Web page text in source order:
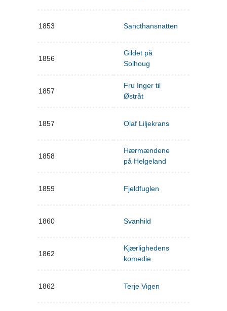
1853 Sancthansnatten
1856
Gildet på
Solhoug
1857
Fru Inger til
Østråt
1857 Olaf Liljekrans
1858
Hærmændene
på Helgeland
1859 Fjeldfuglen
1860 Svanhild
1862
Kjærlighedens
komedie
1862 Terje Vigen